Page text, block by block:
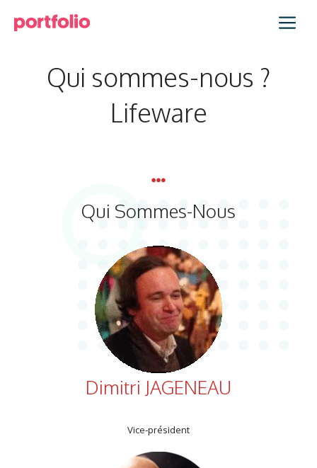
Qui sommes-nous ?
Lifeware
Qui Sommes-Nous
Dimitri JAGENEAU
Vice-président